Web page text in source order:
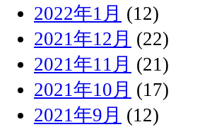
2022年1月 (12)
2021年12月 (22)
2021年11月 (21)
2021年10月 (17)
2021年9月 (12)